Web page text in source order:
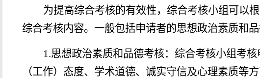
为提高综合考核的有效性，综合考核小组可以
综合考核内容。一般包括申请者的思想政治素质和
1.思想政治素质和品德考核：综合考核小组考
（工作）态度、学术道德、诚实守信及心理素质等